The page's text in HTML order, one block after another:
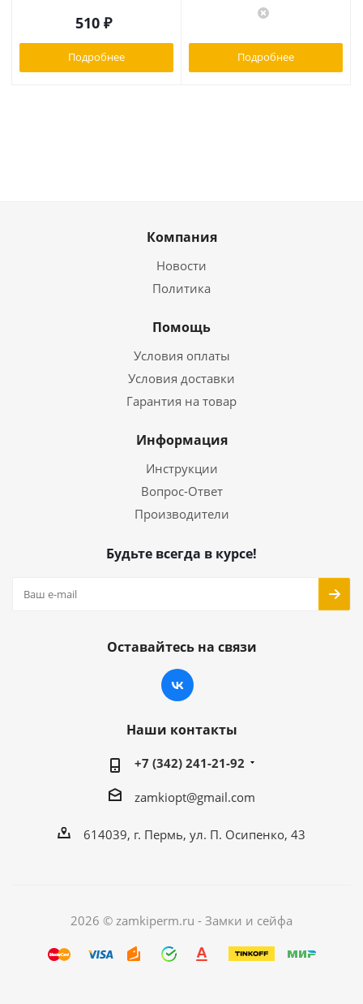
510 ₽
Подробнее Подробнее
Компания
Новости
Политика
Помощь
Условия оплаты
Условия доставки
Гарантия на товар
Информация
Инструкции
Вопрос-Ответ
Производители
Будьте всегда в курсе!
Оставайтесь на связи
Наши контакты
+7 (342) 241-21-92
zamkiopt@gmail.com
614039, г. Пермь, ул. П. Осипенко, 43
2026 © zamkiperm.ru - Замки и сейфа